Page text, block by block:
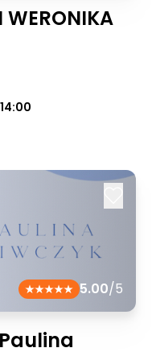
WERONIKA
5.00/5